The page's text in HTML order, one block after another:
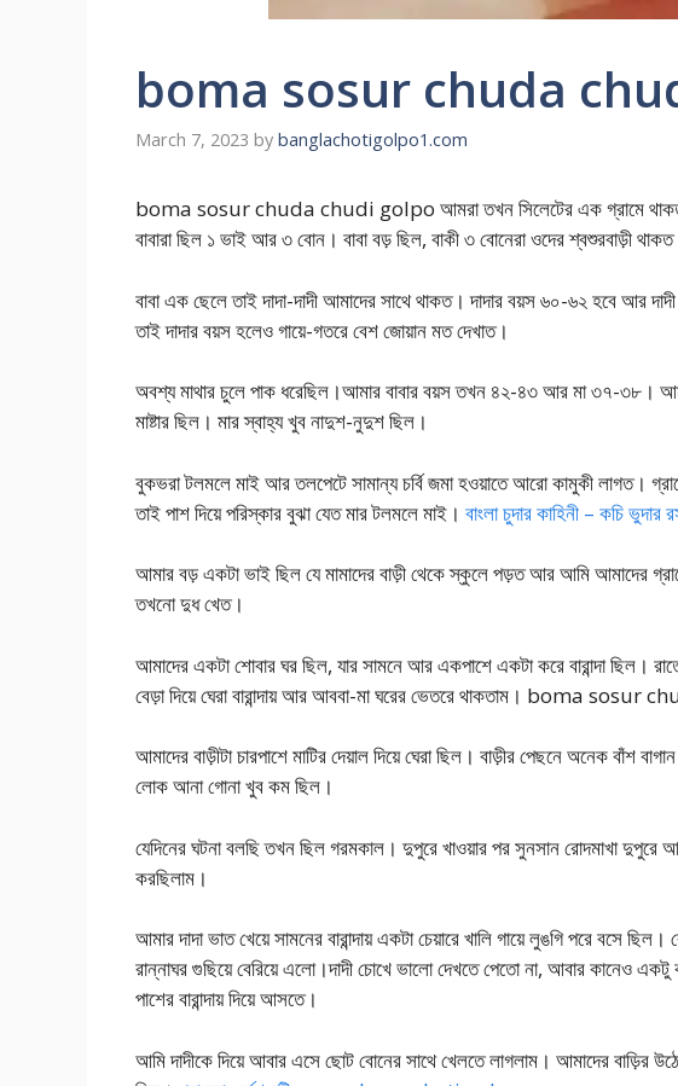
boma sosur chuda
March 7, 2023 by banglachotigolpo1.com
boma sosur chuda chudi golpo আমরা তখন সিলেটের এক গ্রামে থাকতাম
বাবারা ছিল ১ ভাই আর ৩ বোন। বাবা বড় ছিল, বাকী ৩ বোনেরা ওদের শ্বশুরবাড়ী
বাবা এক ছেলে তাই দাদা-দাদী আমাদের সাথে থাকত। দাদার বয়স ৬০-৬২ হবে আর
তাই দাদার বয়স হলেও গায়ে-গতরে বেশ জোয়ান মত দেখাত।
অবশ্য মাথার চুলে পাক ধরেছিল।আমার বাবার বয়স তখন ৪২-৪৩ আর মা ৩৭-৩৮।
মাষ্টার ছিল। মার স্বাহ্য খুব নাদুশ-নুদুশ ছিল।
বুকভরা টলমলে মাই আর তলপেটে সামান্য চর্বি জমা হওয়াতে আরো কামুকী লাগত।
তাই পাশ দিয়ে পরিস্কার বুঝা যেত মার টলমলে মাই। বাংলা চুদার কাহিনী – কচি ভুদার
আমার বড় একটা ভাই ছিল যে মামাদের বাড়ী থেকে স্কুলে পড়ত আর আমি আমাদের
তখনো দুধ খেত।
আমাদের একটা শোবার ঘর ছিল, যার সামনে আর একপাশে একটা করে বারান্দা ছিল।
বেড়া দিয়ে ঘেরা বারান্দায় আর আববা-মা ঘরের ভেতরে থাকতাম। boma
আমাদের বাড়ীটা চারপাশে মাটির দেয়াল দিয়ে ঘেরা ছিল। বাড়ীর পেছনে অনেক বাঁশ
লোক আনা গোনা খুব কম ছিল।
যেদিনের ঘটনা বলছি তখন ছিল গরমকাল। দুপুরে খাওয়ার পর সুনসান রোদমাখা দুপুরে
করছিলাম।
আমার দাদা ভাত খেয়ে সামনের বারান্দায় একটা চেয়ারে খালি গায়ে লুঙগি পরে বসে
রান্নাঘর গুছিয়ে বেরিয়ে এলো।দাদী চোখে ভালো দেখতে পেতো না, আবার কানেও
পাশের বারান্দায় দিয়ে আসতে।
আমি দাদীকে দিয়ে আবার এসে ছোট বোনের সাথে খেলতে লাগলাম। আমাদের বাড়ির